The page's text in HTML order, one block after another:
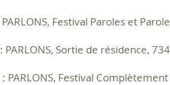
PARLONS, Festival Paroles et
: PARLONS, Sortie de résidence,
: PARLONS, Festival